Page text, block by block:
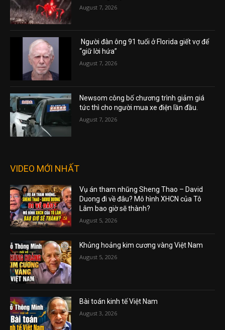
August 7, 2026
Người đàn ông 91 tuổi ở Florida giết vợ để
“giữ lời hứa”
August 7, 2026
Newsom công bố chương trình giảm giá
tức thì cho người mua xe điện lần đầu.
August 7, 2026
VIDEO MỚI NHẤT
Vụ án tham nhũng Sheng Thao – David
Duong đi về đâu? Mô hình XHCN của Tô
Lâm bao giờ sẽ thành?
August 5, 2026
Khủng hoảng kim cương vàng Việt Nam
August 5, 2026
Bài toán kinh tế Việt Nam
August 3, 2026